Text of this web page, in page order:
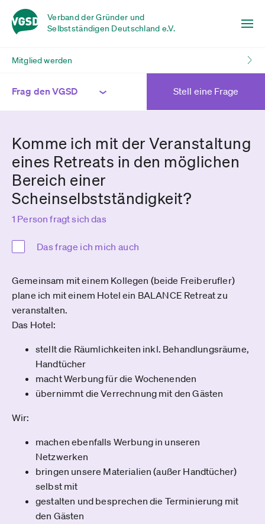
Verband der Gründer und
Selbstständigen Deutschland e.V.
Mitglied werden
Frag den VGSD Stell eine Frage
Komme ich mit der Veranstaltung
eines Retreats in den möglichen
Bereich einer
Scheinselbstständigkeit?
1 Person fragt sich das
Das frage ich mich auch
Gemeinsam mit einem Kollegen (beide Freiberufler)
plane ich mit einem Hotel ein BALANCE Retreat zu
veranstalten.
Das Hotel:
stellt die Räumlichkeiten inkl. Behandlungsräume,
Handtücher
macht Werbung für die Wochenenden
übernimmt die Verrechnung mit den Gästen
Wir:
machen ebenfalls Werbung in unseren
Netzwerken
bringen unsere Materialien (außer Handtücher)
selbst mit
gestalten und besprechen die Terminierung mit
den Gästen